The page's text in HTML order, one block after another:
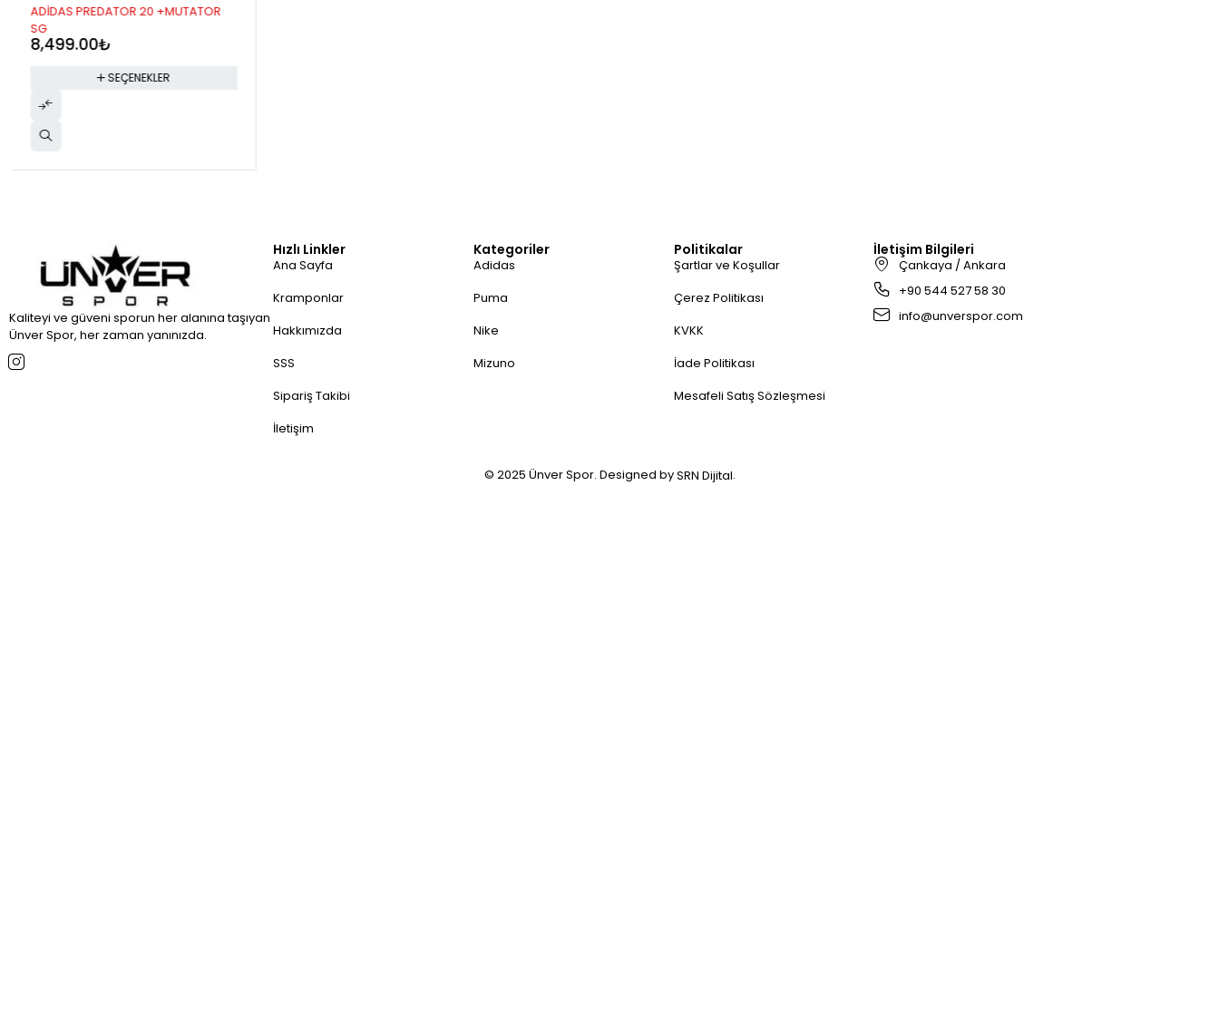
ADİDAS PREDATOR 20 +MUTATOR
SG
8,499.00₺
SEÇENEKLER
Kaliteyi ve güveni sporun her alanına taşıyan
Ünver Spor, her zaman yanınızda.
Hızlı Linkler
Ana Sayfa
Kramponlar
Hakkımızda
SSS
Sipariş Takibi
İletişim
Kategoriler
Adidas
Puma
Nike
Mizuno
Politikalar
Şartlar ve Koşullar
Çerez Politikası
KVKK
İade Politikası
Mesafeli Satış Sözleşmesi
İletişim Bilgileri
Çankaya / Ankara
+90 544 527 58 30
info@unverspor.com
© 2025 Ünver Spor. Designed bySRN Dijital.